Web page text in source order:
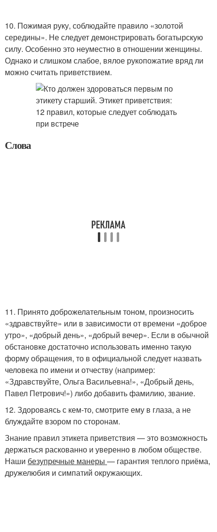
10. Пожимая руку, соблюдайте правило «золотой
середины». Не следует демонстрировать богатырскую
силу. Особенно это неуместно в отношении женщины.
Однако и слишком слабое, вялое рукопожатие вряд ли
можно считать приветствием.
Слова
11. Принято доброжелательным тоном, произносить
«здравствуйте» или в зависимости от времени «доброе
утро», «добрый день», «добрый вечер». Если в обычной
обстановке достаточно использовать именно такую
форму обращения, то в официальной следует назвать
человека по имени и отчеству (например:
«Здравствуйте, Ольга Васильевна!», «Добрый день,
Павел Петрович!») либо добавить фамилию, звание.
12. Здороваясь с кем-то, смотрите ему в глаза, а не
блуждайте взором по сторонам.
Знание правил этикета приветствия — это возможность
держаться раскованно и уверенно в любом обществе.
Наши безупречные манеры — гарантия теплого приёма,
дружелюбия и симпатий окружающих.